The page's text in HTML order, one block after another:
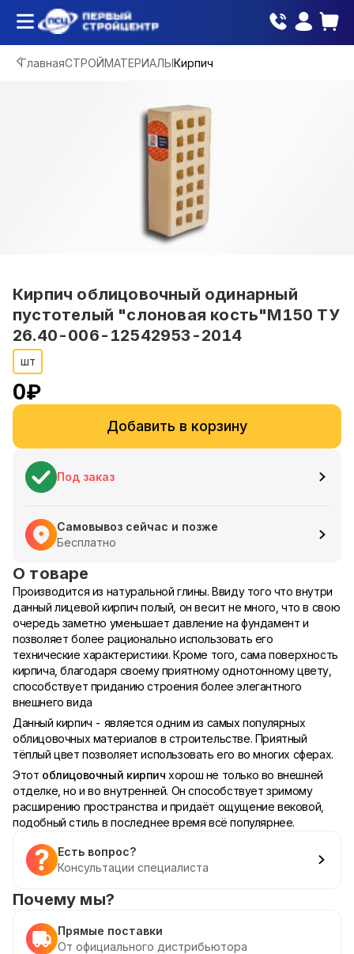
ГлавнаяСТРОЙМАТЕРИАЛЫКирпич
Кирпич облицовочный одинарный
пустотелый "слоновая кость"М150 ТУ
26.40-006-12542953-2014
шт
0₽
Добавить в корзину
Под заказ
Самовывоз сейчас и позже
Бесплатно
О товаре
Производится из натуральной глины. Ввиду того что внутри
данный лицевой кирпич полый, он весит не много, что в свою
очередь заметно уменьшает давление на фундамент и
позволяет более рационально использовать его
технические характеристики. Кроме того, сама поверхность
кирпича, благодаря своему приятному однотонному цвету,
способствует приданию строения более элегантного
внешнего вида
Данный кирпич - является одним из самых популярных
облицовочных материалов в строительстве. Приятный
тёплый цвет позволяет использовать его во многих сферах.
Этот облицовочный кирпич хорош не только во внешней
отделке, но и во внутренней. Он способствует зримому
расширению пространства и придаёт ощущение вековой,
подобный стиль в последнее время всё популярнее.
Есть вопрос?
Консультации специалиста
Почему мы?
Прямые поставки
От официального дистрибьютора